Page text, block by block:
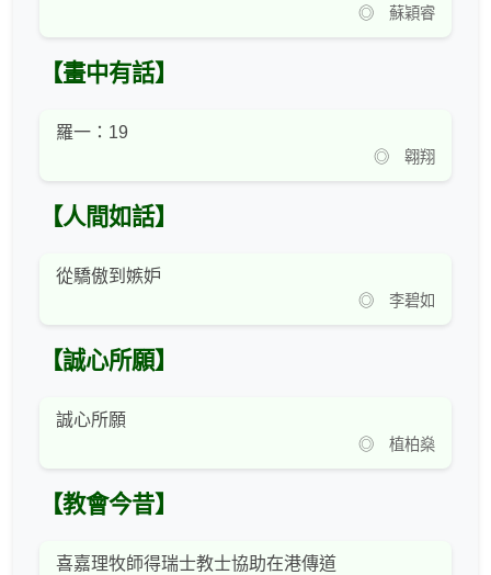
◎ 蘇穎睿
【畫中有話】
羅一：19
◎ 翱翔
【人間如話】
從驕傲到嫉妒
◎ 李碧如
【誠心所願】
誠心所願
◎ 植柏燊
【教會今昔】
喜嘉理牧師得瑞士教士協助在港傳道